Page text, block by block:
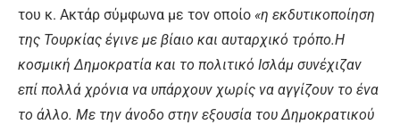
του κ. Ακτάρ σύμφωνα με τον οποίο «η εκδυτικοποίηση
της Τουρκίας έγινε με βίαιο και αυταρχικό τρόπο.Η
κοσμική Δημοκρατία και το πολιτικό Ισλάμ συνέχιζαν
επί πολλά χρόνια να υπάρχουν χωρίς να αγγίζουν το ένα
το άλλο. Με την άνοδο στην εξουσία του Δημοκρατικού